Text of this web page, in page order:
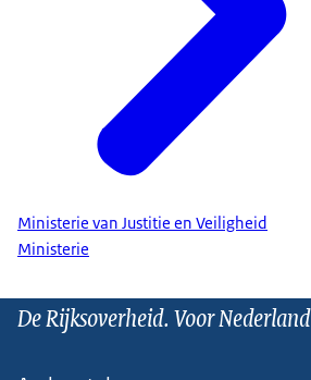
Ministerie van Justitie en Veiligheid
Ministerie
De Rijksoverheid. Voor Nederland